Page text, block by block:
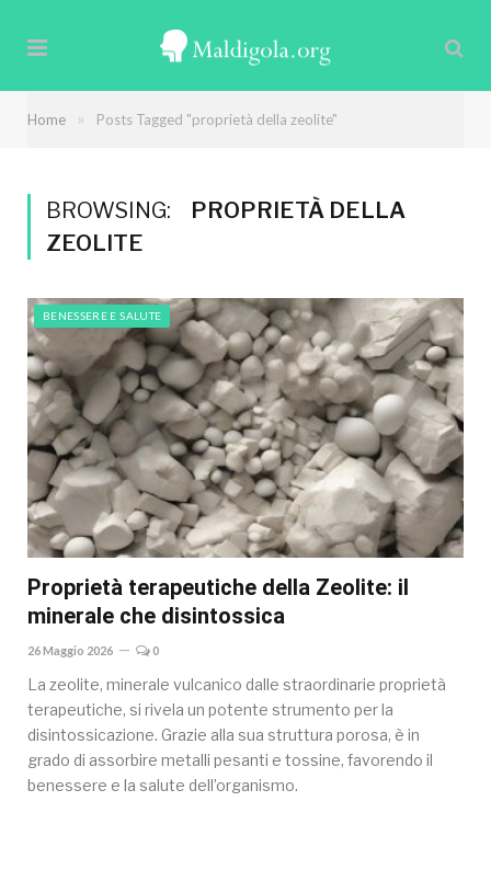
Home » Posts Tagged "proprietà della zeolite"
BROWSING:
PROPRIETÀ DELLA
ZEOLITE
BENESSERE E SALUTE
Proprietà terapeutiche della Zeolite: il
minerale che disintossica
26 Maggio 2026 0
La zeolite, minerale vulcanico dalle straordinarie proprietà
terapeutiche, si rivela un potente strumento per la
disintossicazione. Grazie alla sua struttura porosa, è in
grado di assorbire metalli pesanti e tossine, favorendo il
benessere e la salute dell’organismo.